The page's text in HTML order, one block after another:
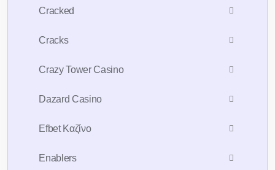
Cracked
Cracks
Crazy Tower Сasino
Dazard Casino
Efbet Καζίνο
Enablers